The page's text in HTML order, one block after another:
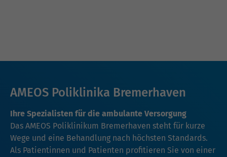
AMEOS Poliklinika Bremerhaven
Ihre Spezialisten für die ambulante Versorgung
Das AMEOS Poliklinikum Bremerhaven steht für kurze
Wege und eine Behandlung nach höchsten Standards.
Als Patientinnen und Patienten profitieren Sie von einer